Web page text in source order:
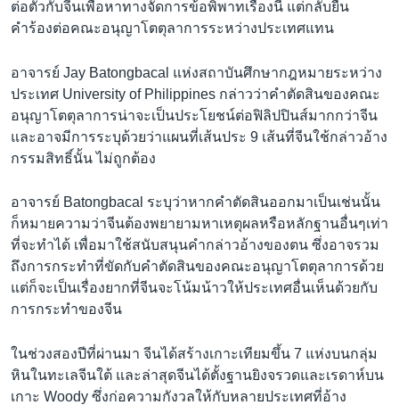
ต่อตัวกับจีนเพื่อหาทางจัดการข้อพิพาทเรื่องนี้ แต่กลับยื่น
คำร้องต่อคณะอนุญาโตตุลาการระหว่างประเทศแทน
อาจารย์ Jay Batongbacal แห่งสถาบันศึกษากฎหมายระหว่าง
ประเทศ University of Philippines กล่าวว่าคำตัดสินของคณะ
อนุญาโตตุลาการน่าจะเป็นประโยชน์ต่อฟิลิปปินส์มากกว่าจีน
และอาจมีการระบุด้วยว่าแผนที่เส้นประ 9 เส้นที่จีนใช้กล่าวอ้าง
กรรมสิทธิ์นั้น ไม่ถูกต้อง
อาจารย์ Batongbacal ระบุว่าหากคำตัดสินออกมาเป็นเช่นนั้น
ก็หมายความว่าจีนต้องพยายามหาเหตุผลหรือหลักฐานอื่นๆเท่า
ที่จะทำได้ เพื่อมาใช้สนับสนุนคำกล่าวอ้างของตน ซึ่งอาจรวม
ถึงการกระทำที่ขัดกับคำตัดสินของคณะอนุญาโตตุลาการด้วย
แต่ก็จะเป็นเรื่องยากที่จีนจะโน้มน้าวให้ประเทศอื่นเห็นด้วยกับ
การกระทำของจีน
ในช่วงสองปีที่ผ่านมา จีนได้สร้างเกาะเทียมขึ้น 7 แห่งบนกลุ่ม
หินในทะเลจีนใต้ และล่าสุดจีนได้ตั้งฐานยิงจรวดและเรดาห์บน
เกาะ Woody ซึ่งก่อความกังวลให้กับหลายประเทศที่อ้าง